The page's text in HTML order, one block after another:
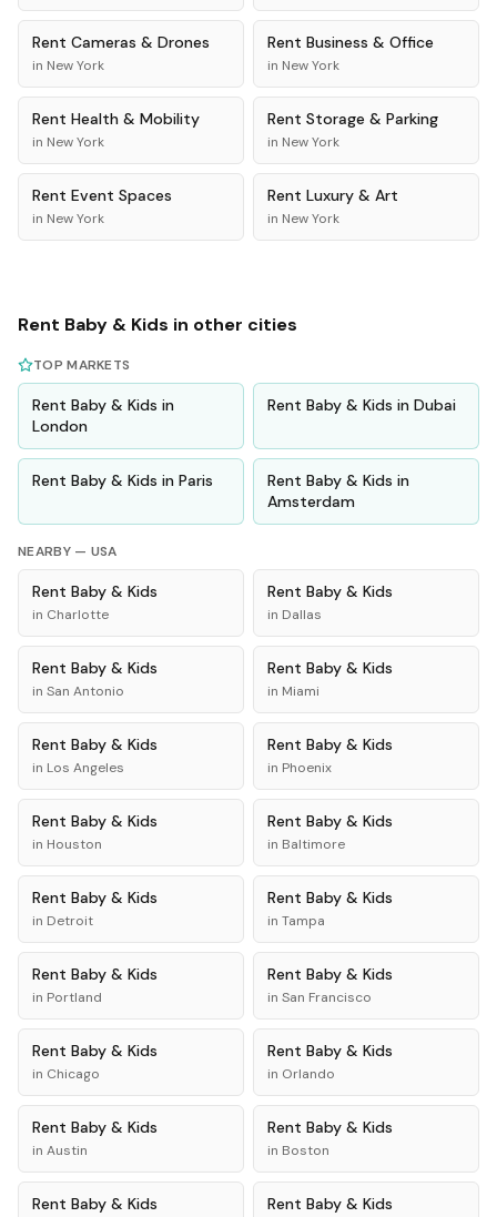
Rent Cameras & Drones
in New York
Rent Business & Office
in New York
Rent Health & Mobility
in New York
Rent Storage & Parking
in New York
Rent Event Spaces
in New York
Rent Luxury & Art
in New York
Rent Baby & Kids in other cities
TOP MARKETS
Rent Baby & Kids in
London
Rent Baby & Kids in Dubai
Rent Baby & Kids in Paris Rent Baby & Kids in
Amsterdam
NEARBY — USA
Rent Baby & Kids
in Charlotte
Rent Baby & Kids
in Dallas
Rent Baby & Kids
in San Antonio
Rent Baby & Kids
in Miami
Rent Baby & Kids
in Los Angeles
Rent Baby & Kids
in Phoenix
Rent Baby & Kids
in Houston
Rent Baby & Kids
in Baltimore
Rent Baby & Kids
in Detroit
Rent Baby & Kids
in Tampa
Rent Baby & Kids
in Portland
Rent Baby & Kids
in San Francisco
Rent Baby & Kids
in Chicago
Rent Baby & Kids
in Orlando
Rent Baby & Kids
in Austin
Rent Baby & Kids
in Boston
Rent Baby & Kids Rent Baby & Kids